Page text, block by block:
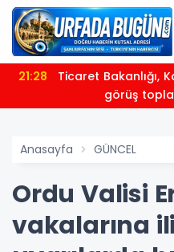
21:28
görüş
Anasayfa GÜNCEL
Ordu Valisi
vakalarına